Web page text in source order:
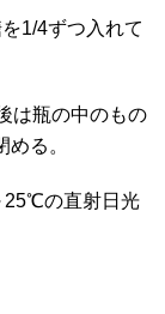
1/4ずつ入れて
は瓶の中のもの
る。
25℃の直射日光